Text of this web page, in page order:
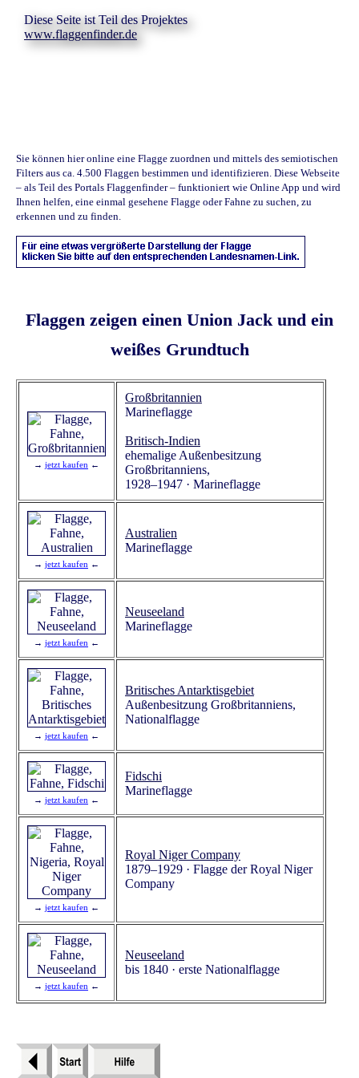
Diese Seite ist Teil des Projektes
www.flaggenfinder.de
Sie können hier online eine Flagge zuordnen und mittels des semiotischen
Filters aus ca. 4.500 Flaggen bestimmen und identifizieren. Diese Webseite
– als Teil des Portals Flaggenfinder – funktioniert wie Online App und wird
Ihnen helfen, eine einmal gesehene Flagge oder Fahne zu suchen, zu
erkennen und zu finden.
Flaggen zeigen einen Union Jack und ein
weißes Grundtuch
→ jetzt kaufen ←
Großbritannien
Marineflagge
Britisch-Indien
ehemalige Außenbesitzung
Großbritanniens,
1928–1947 · Marineflagge
→ jetzt kaufen ←
Australien
Marineflagge
→ jetzt kaufen ←
Neuseeland
Marineflagge
→ jetzt kaufen ←
Britisches Antarktisgebiet
Außenbesitzung Großbritanniens,
Nationalflagge
→ jetzt kaufen ←
Fidschi
Marineflagge
→ jetzt kaufen ←
Royal Niger Company
1879–1929 · Flagge der Royal Niger
Company
→ jetzt kaufen ←
Neuseeland
bis 1840 · erste Nationalflagge